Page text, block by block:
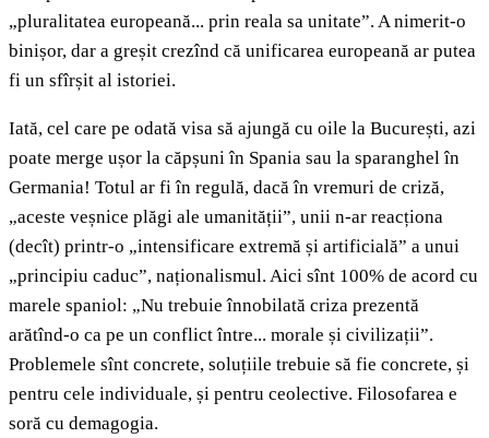
„pluralitatea europeană... prin reala sa unitate”. A nimerit-o
binișor, dar a greșit crezînd că unificarea europeană ar putea
fi un sfîrșit al istoriei.
Iată, cel care pe odată visa să ajungă cu oile la București, azi
poate merge ușor la căpșuni în Spania sau la sparanghel în
Germania! Totul ar fi în regulă, dacă în vremuri de criză,
„aceste veșnice plăgi ale umanității”, unii n-ar reacționa
(decît) printr-o „intensificare extremă și artificială” a unui
„principiu caduc”, naționalismul. Aici sînt 100% de acord cu
marele spaniol: „Nu trebuie înnobilată criza prezentă
arătînd-o ca pe un conflict între... morale și civilizații”.
Problemele sînt concrete, soluțiile trebuie să fie concrete, și
pentru cele individuale, și pentru ceolective. Filosofarea e
soră cu demagogia.